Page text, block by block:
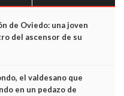
de Oviedo: una joven
del ascensor de su
captan sus últimos minutos
el valdesano que
en un pedazo de